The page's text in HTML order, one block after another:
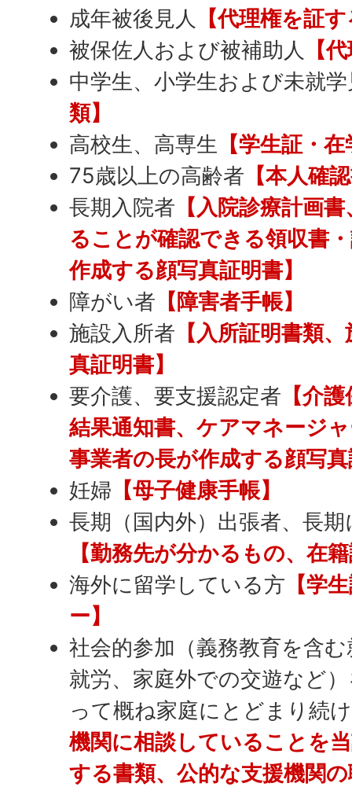
成年被後見人
【代理権を証
被保佐人および被補助人
【
中学生、小学生および未就
類】
高校生、高専生 【学生証・
75歳以上の高齢者 【本人確
長期入院者 【入院診療計画
ることが確認できる領収書
作成する顔写真証明書】
障がい者 【障害者手帳】
施設入所者 【入所証明書類
真証明書】
要介護、要支援認定者 【介
結果通知書、ケアマネージ
事業者の長が作成する顔写
妊婦 【母子健康手帳】
長期（国内外）出張者、長
【勤務先が分かるもの、在
海外に留学している方 【学
ー】
社会的参加（義務教育を含
就労、家庭外での交遊など
って概ね家庭にとどまり続
機関に相談していることを
する書類、公的な支援機関